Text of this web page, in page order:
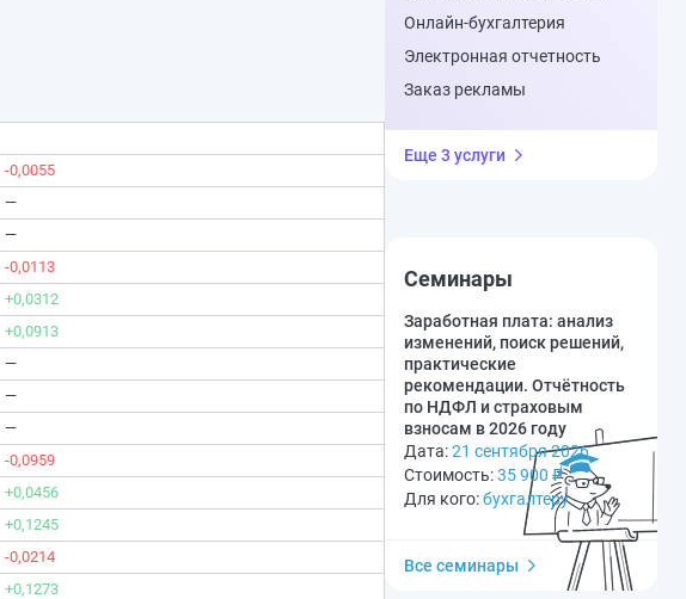
-0,0055
—
—
-0,0113
+0,0312
+0,0913
—
—
—
-0,0959
+0,0456
+0,1245
-0,0214
+0,1273
Онлайн-бухгалтерия
Электронная отчетность
Заказ рекламы
Еще 3 услуги
Семинары
Заработная плата: анализ
изменений, поиск решений,
практические
рекомендации. Отчётность
по НДФЛ и страховым
взносам в 2026 году
Дата:21 сентября 2026
Стоимость:35 900 ₽
Для кого:бухгалтеру
Все семинары